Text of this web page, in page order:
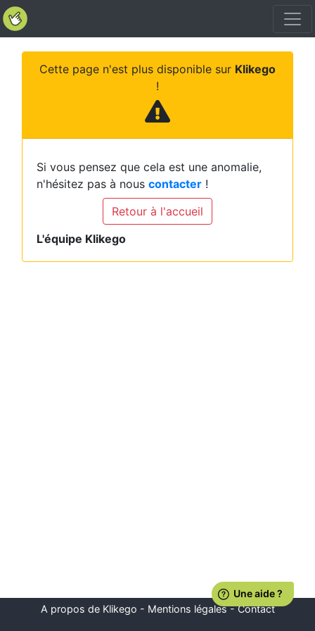
Cette page n'est plus disponible sur Klikego
!
Si vous pensez que cela est une anomalie,
n'hésitez pas à nous contacter !
Retour à l'accueil
L'équipe Klikego
A propos de Klikego - Mentions légales-Contact